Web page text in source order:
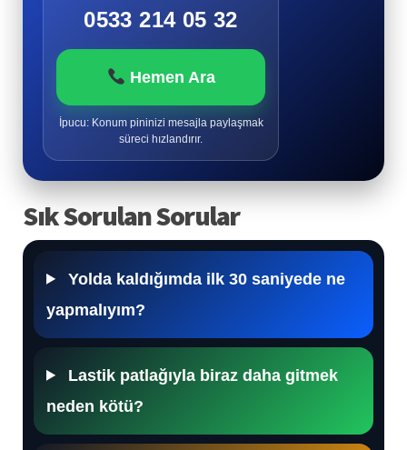
0533 214 05 32
Hemen Ara
İpucu: Konum pininizi mesajla paylaşmak
süreci hızlandırır.
Sık Sorulan Sorular
Yolda kaldığımda ilk 30 saniyede ne
yapmalıyım?
Lastik patlağıyla biraz daha gitmek
neden kötü?